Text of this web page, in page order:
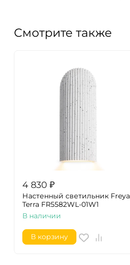
Смотрите также
4 830 ₽
Настенный светильник Freya
Terra FR5582WL-01W1
В наличии
В корзину